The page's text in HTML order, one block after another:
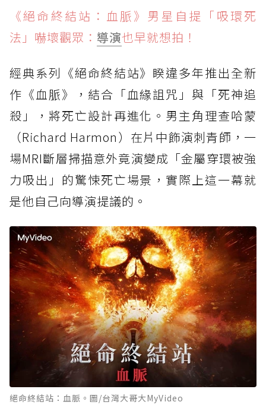
《絕命終結站：血脈》男星自提「吸環死
法」嚇壞觀眾： 導演也早就想拍！
經典系列《絕命終結站》睽違多年推出全新
作《血脈》，結合「血緣詛咒」與「死神追
殺」，將死亡設計再進化。男主角理查哈蒙
（Richard Harmon）在片中飾演刺青師，一
場MRI斷層掃描意外竟演變成「金屬穿環被強
力吸出」的驚悚死亡場景，實際上這一幕就
是他自己向導演提議的。
絕命終結站：血脈。圖/台灣大哥大MyVideo